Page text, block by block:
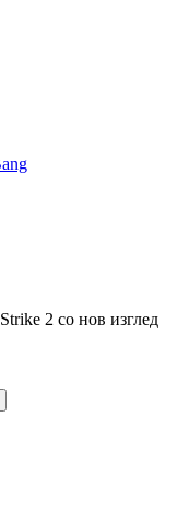
2 со нов изглед